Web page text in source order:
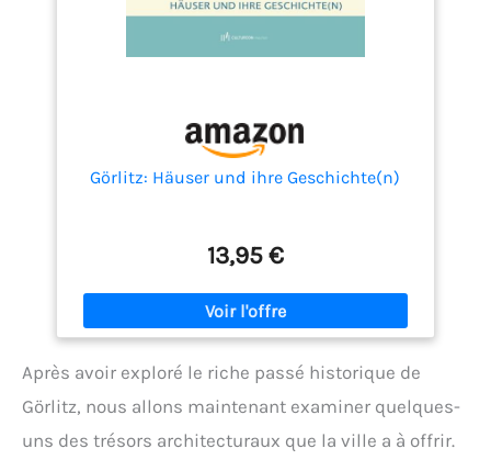
Görlitz: Häuser und ihre Geschichte(n)
13,95 €
Après avoir exploré le riche passé historique de
Görlitz, nous allons maintenant examiner quelques-
uns des trésors architecturaux que la ville a à offrir.